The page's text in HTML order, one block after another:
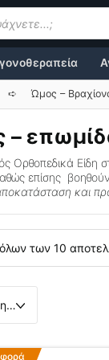
➪ Ώμος –
–
Ορθοπεδικά Είδη
επίσης
και
των 10